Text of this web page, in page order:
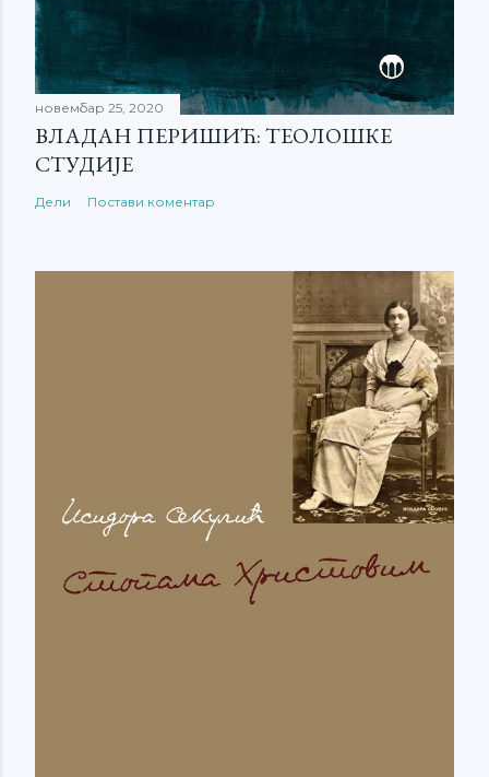
новембар 25, 2020
ВЛАДАН ПЕРИШИЋ: ТЕОЛОШКЕ
СТУДИЈЕ
Дели Постави коментар